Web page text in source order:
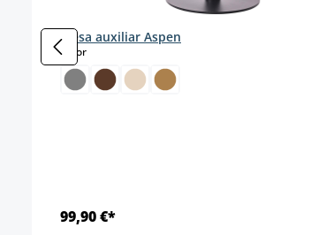
Mesa auxiliar Aspen
Colorselect
99,90 €*